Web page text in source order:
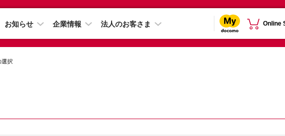
お知らせ 企業情報 法人のお客さま Online
選択